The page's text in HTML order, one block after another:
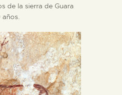
de la sierra de Guara